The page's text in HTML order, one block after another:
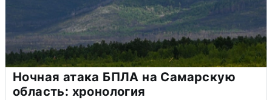
Ночная атака БПЛА на Самарскую
область: хронология